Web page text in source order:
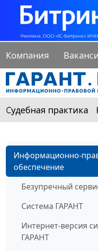
Компания
Судебная практика
Информационно-
обеспечение
Безупречный
Система ГАРАНТ
Интернет-версия
ГАРАНТ